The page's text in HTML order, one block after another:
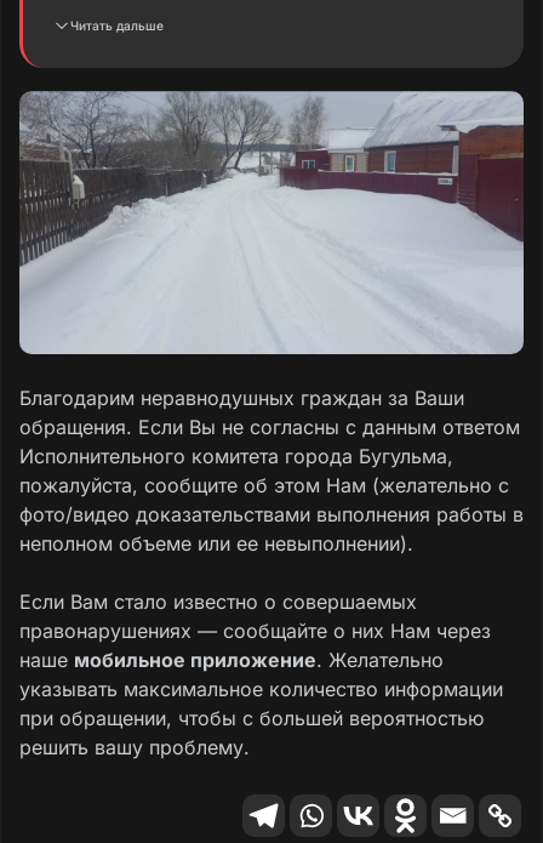
В соответствии с заключенным контрактом
павильонов, мостов, уборку снега в зимний
период выполняет организация ИП
«Азигамов», телефон горячей линии 7-03-04.
Ул. В. Терешковой расчищена.
Читать дальше
Благодарим неравнодушных граждан за Ваши
обращения. Если Вы не согласны с данным ответом
Исполнительного комитета города Бугульма,
пожалуйста, сообщите об этом Нам (желательно с
фото/видео доказательствами выполнения работы в
неполном объеме или ее невыполнении).
Если Вам стало известно о совершаемых
правонарушениях — сообщайте о них Нам через
наше мобильное приложение. Желательно
указывать максимальное количество информации
при обращении, чтобы с большей вероятностью
решить вашу проблему.